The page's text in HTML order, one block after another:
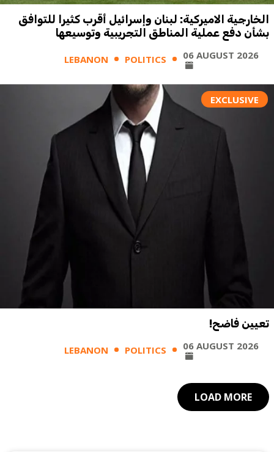
الخارجية الاميركية: لبنان وإسرائيل أقرب كثيرا للتوافق
بشأن دفع عملية المناطق التجريبية وتوسيعها
LEBANON POLITICS 06 AUGUST 2026
EXCLUSIVE
تعيين فاضح!
LEBANON POLITICS 06 AUGUST 2026
LOAD MORE